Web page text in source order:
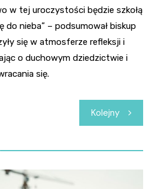
w tej uroczystości będzie szkołą
nieba” – podsumował biskup
się w atmosferze refleksji i
o duchowym dziedzictwie i
się.
Kolejny